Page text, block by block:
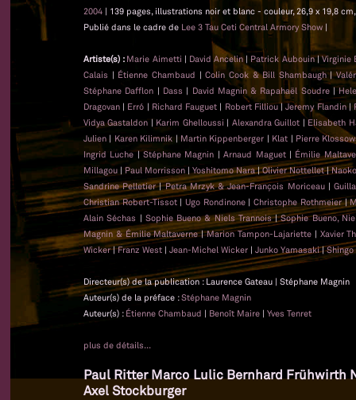
2004 | 139 pages, illustrations noir et blanc - couleur, 26,9 x 19,8
Publié dans le cadre de Lee 3 Tau Ceti Central Armory Show |
Artiste(s) : Marie Aimetti | David Ancelin| Patrick Aubouin|Virginie
Calais | Étienne Chambaud |Colin Cook & Bill Shambaugh|
Stéphane Dafflon | Dass | David Magnin & Rapahaël Soudre|
Dragovan | Erró | Richard Fauguet | Robert Filliou|Jeremy Flandin|
Vidya Gastaldon | Karim Ghelloussi | Alexandra Guillot | Elisabeth
Julien | Karen Kilimnik | Martin Kippenberger | Klat | Pierre
Ingrid Luche|Stéphane Magnin |Arnaud Maguet| Émilie
Millagou |Paul Morrisson | Yoshitomo Nara|Olivier Nottellet|
Sandrine Pelletier|Petra Mrzyk & Jean-François Moriceau|
Christian Robert-Tissot| Ugo Rondinone|Christophe Rothmeier|
Alain Séchas | Sophie Bueno & Niels Trannois|Sophie Bueno,
Magnin & Émilie Maltaverne|Marion Tampon-Lajariette| Xavier
Wicker|Franz West | Jean-Michel Wicker | Junko Yamasaki|Shingo
Directeur(s) de la publication : Laurence Gateau | Stéphane Magnin
Auteur(s) de la préface :Stéphane Magnin
Auteur(s) : Étienne Chambaud | Benoît Maire | Yves Tenret
plus de détails...
Paul Ritter Marco Lulic Bernhard Frühwirth
Axel Stockburger